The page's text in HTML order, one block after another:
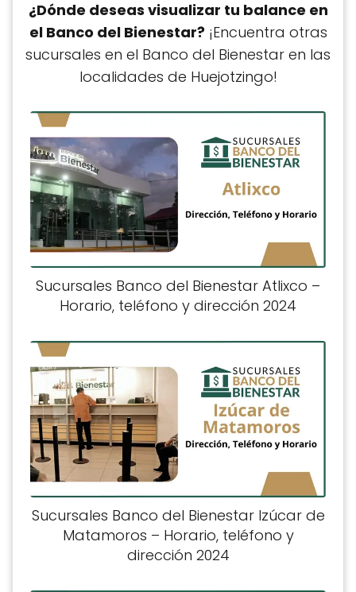
¿Dónde deseas visualizar tu balance en
el Banco del Bienestar? ¡Encuentra otras
sucursales en el Banco del Bienestar en las
localidades de Huejotzingo!
Sucursales Banco del Bienestar Atlixco –
Horario, teléfono y dirección 2024
Sucursales Banco del Bienestar Izúcar de
Matamoros – Horario, teléfono y
dirección 2024